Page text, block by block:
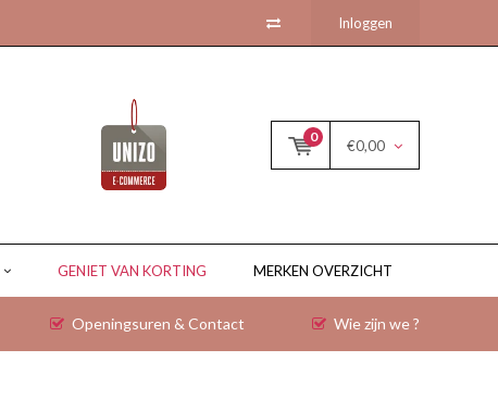
Inloggen
0
€0,00
GENIET VAN KORTING MERKEN OVERZICHT
Openingsuren & Contact Wie zijn we ?